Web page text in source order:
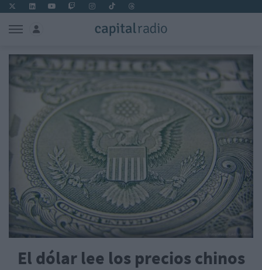
El dólar lee los precios chinos